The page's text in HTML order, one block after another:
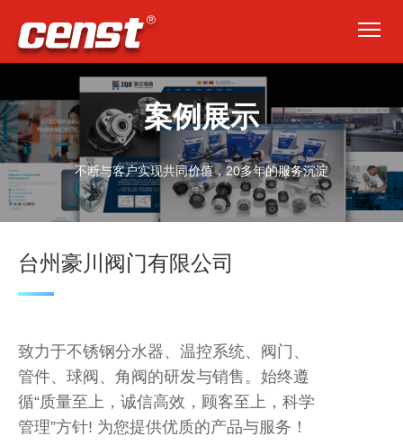

案例展示
不断与客户实现共同价值，20多年的服务沉淀
台州豪川阀门有限公司
致力于不锈钢分水器、温控系统、阀门、
管件、球阀、角阀的研发与销售。始终遵
循“质量至上，诚信高效，顾客至上，科学
管理”方针! 为您提供优质的产品与服务！